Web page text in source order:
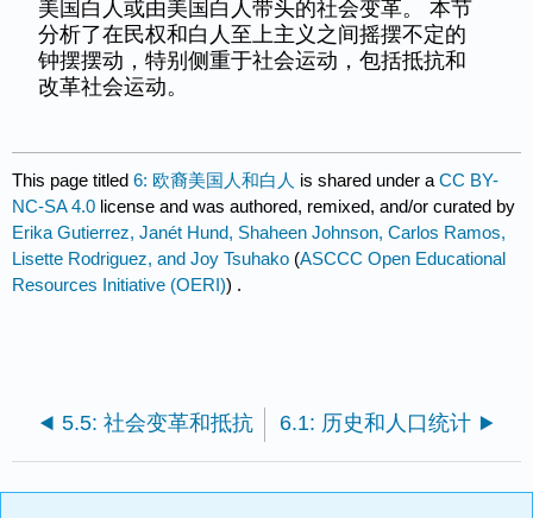
美国白人或由美国白人带头的社会变革。 本节
分析了在民权和白人至上主义之间摇摆不定的
钟摆摆动，特别侧重于社会运动，包括抵抗和
改革社会运动。
This page titled6: 欧裔美国人和白人 is shared under aCC BY-
NC-SA 4.0 license and was authored, remixed, and/or curated by
Erika Gutierrez, Janét Hund, Shaheen Johnson, Carlos Ramos,
Lisette Rodriguez, and Joy Tsuhako (ASCCC Open Educational
Resources Initiative (OERI)) .
5.5: 社会变革和抵抗 6.1: 历史和人口统计